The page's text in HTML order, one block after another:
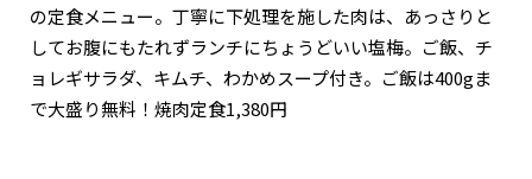
の定食メニュー。丁寧に下処理を施した肉は、あっさりと
してお腹にもたれずランチにちょうどいい塩梅。ご飯、チ
ョレギサラダ、キムチ、わかめスープ付き。ご飯は400gま
で大盛り無料！焼肉定食1,380円